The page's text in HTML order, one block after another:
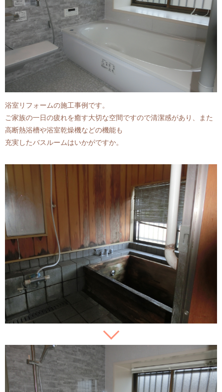
浴室リフォームの施工事例です。
ご家族の一日の疲れを癒す大切な空間ですので清潔感があり、また
高断熱浴槽や浴室乾燥機などの機能も
充実したバスルームはいかがですか。